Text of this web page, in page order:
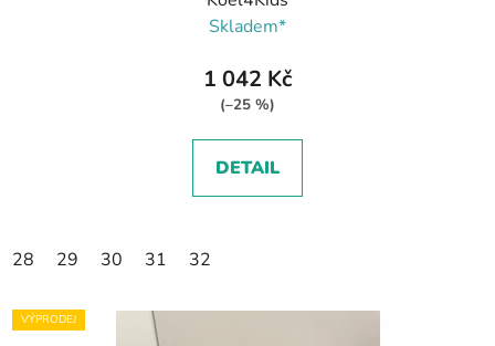
Skladem*
1 042 Kč
(–25 %)
DETAIL
28 29 30 31 32
VÝPRODEJ